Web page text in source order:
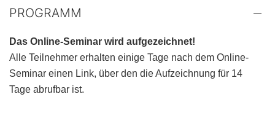
PROGRAMM
Das Online-Seminar wird aufgezeichnet!
Alle Teilnehmer erhalten einige Tage nach dem Online-
Seminar einen Link, über den die Aufzeichnung für 14
Tage abrufbar ist.